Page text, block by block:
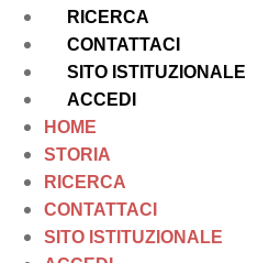
RICERCA
CONTATTACI
SITO ISTITUZIONALE
ACCEDI
HOME
STORIA
RICERCA
CONTATTACI
SITO ISTITUZIONALE